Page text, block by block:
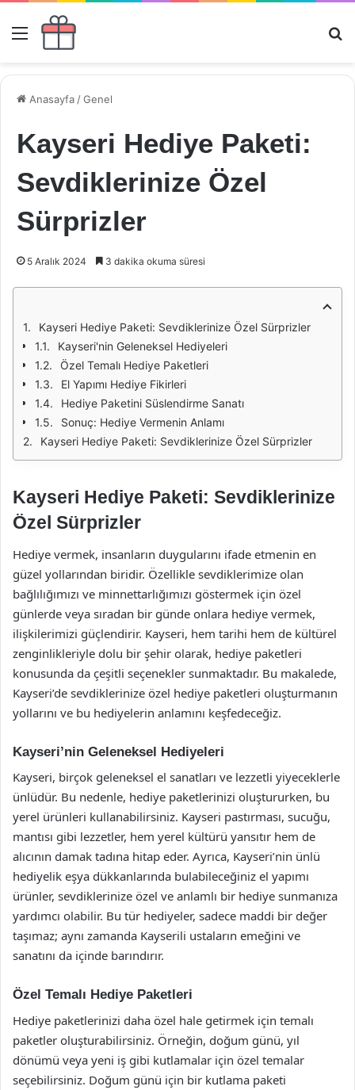
Menü
Anasayfa /Genel
Kayseri Hediye Paketi:
Sevdiklerinize Özel
Sürprizler
5 Aralık 2024 3 dakika okuma süresi
Kayseri Hediye Paketi: Sevdiklerinize Özel Sürprizler
Kayseri'nin Geleneksel Hediyeleri
Özel Temalı Hediye Paketleri
El Yapımı Hediye Fikirleri
Hediye Paketini Süslendirme Sanatı
Sonuç: Hediye Vermenin Anlamı
Kayseri Hediye Paketi: Sevdiklerinize Özel Sürprizler
Kayseri Hediye Paketi: Sevdiklerinize
Özel Sürprizler
Hediye vermek, insanların duygularını ifade etmenin en
güzel yollarından biridir. Özellikle sevdiklerimize olan
bağlılığımızı ve minnettarlığımızı göstermek için özel
günlerde veya sıradan bir günde onlara hediye vermek,
ilişkilerimizi güçlendirir. Kayseri, hem tarihi hem de kültürel
zenginlikleriyle dolu bir şehir olarak, hediye paketleri
konusunda da çeşitli seçenekler sunmaktadır. Bu makalede,
Kayseri’de sevdiklerinize özel hediye paketleri oluşturmanın
yollarını ve bu hediyelerin anlamını keşfedeceğiz.
Kayseri’nin Geleneksel Hediyeleri
Kayseri, birçok geleneksel el sanatları ve lezzetli yiyeceklerle
ünlüdür. Bu nedenle, hediye paketlerinizi oluştururken, bu
yerel ürünleri kullanabilirsiniz. Kayseri pastırması, sucuğu,
mantısı gibi lezzetler, hem yerel kültürü yansıtır hem de
alıcının damak tadına hitap eder. Ayrıca, Kayseri’nin ünlü
hediyelik eşya dükkanlarında bulabileceğiniz el yapımı
ürünler, sevdiklerinize özel ve anlamlı bir hediye sunmanıza
yardımcı olabilir. Bu tür hediyeler, sadece maddi bir değer
taşımaz; aynı zamanda Kayserili ustaların emeğini ve
sanatını da içinde barındırır.
Özel Temalı Hediye Paketleri
Hediye paketlerinizi daha özel hale getirmek için temalı
paketler oluşturabilirsiniz. Örneğin, doğum günü, yıl
dönümü veya yeni iş gibi kutlamalar için özel temalar
seçebilirsiniz. Doğum günü için bir kutlama paketi